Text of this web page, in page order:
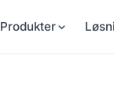
Produkter